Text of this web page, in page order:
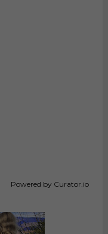
Powered by Curator.io